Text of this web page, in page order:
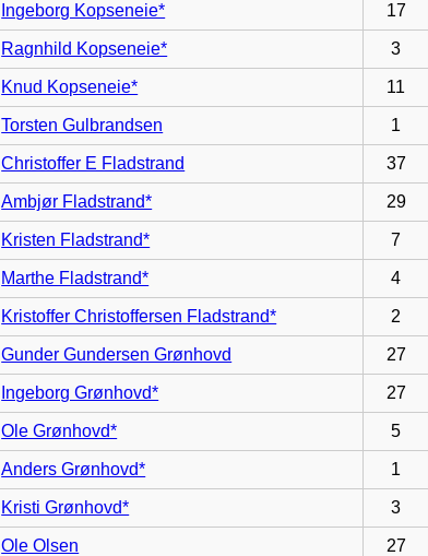
Ingeborg Kopseneie* 17
Ragnhild Kopseneie* 3
Knud Kopseneie* 11
Torsten Gulbrandsen 1
Christoffer E Fladstrand 37
Ambjør Fladstrand* 29
Kristen Fladstrand* 7
Marthe Fladstrand* 4
Kristoffer Christoffersen Fladstrand* 2
Gunder Gundersen Grønhovd 27
Ingeborg Grønhovd* 27
Ole Grønhovd* 5
Anders Grønhovd* 1
Kristi Grønhovd* 3
Ole Olsen 27